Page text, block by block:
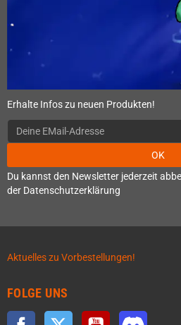
Erhalte Infos zu neuen Produkten!
OK
Du kannst den Newsletter jederzeit
der Datenschutzerklärung
Aktuelles zu Vorbestellungen!
FOLGE UNS
Facebook Twitter YouTube